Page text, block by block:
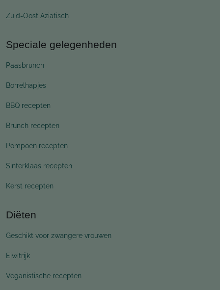
Zuid-Oost Aziatisch
Speciale gelegenheden
Paasbrunch
Borrelhapjes
BBQ recepten
Brunch recepten
Pompoen recepten
Sinterklaas recepten
Kerst recepten
Diëten
Geschikt voor zwangere vrouwen
Eiwitrijk
Veganistische recepten